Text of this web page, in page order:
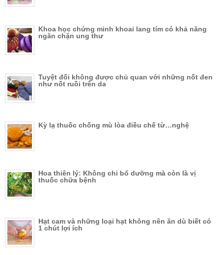
Khoa học chứng minh khoai lang tím có khả năng
ngăn chặn ung thư
Tuyệt đối không được chủ quan với những nốt đen
như nốt ruồi trên da
Kỳ lạ thuốc chống mù lòa điều chế từ…nghệ
Hoa thiên lý: Không chỉ bổ dưỡng mà còn là vị
thuốc chữa bệnh
Hạt cam và những loại hạt không nên ăn dù biết có
1 chút lợi ích